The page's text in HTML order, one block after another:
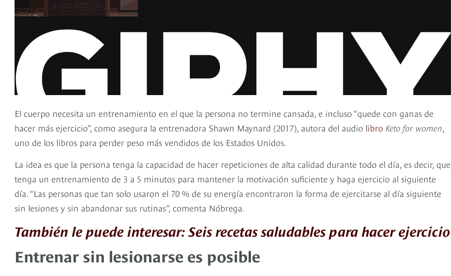
El cuerpo necesita un entrenamiento en el que la persona no termine cansada, e incluso “quede con ganas de
hacer más ejercicio”, como asegura la entrenadora Shawn Maynard (2017), autora del audio libro Keto for women,
uno de los libros para perder peso más vendidos de los Estados Unidos.
La idea es que la persona tenga la capacidad de hacer repeticiones de alta calidad durante todo el día, es decir, que
tenga un entrenamiento de 3 a 5 minutos para mantener la motivación suficiente y haga ejercicio al siguiente
día. “Las personas que tan solo usaron el 70 % de su energía encontraron la forma de ejercitarse al día siguiente
sin lesiones y sin abandonar sus rutinas”, comenta Nóbrega.
También le puede interesar: Seis recetas saludables para hacer ejercicio
Entrenar sin lesionarse es posible